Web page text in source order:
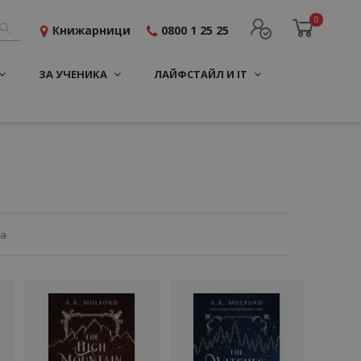
0
Книжарници 0800 1 25 25
ЗА УЧЕНИКА ЛАЙФСТАЙЛ И IT